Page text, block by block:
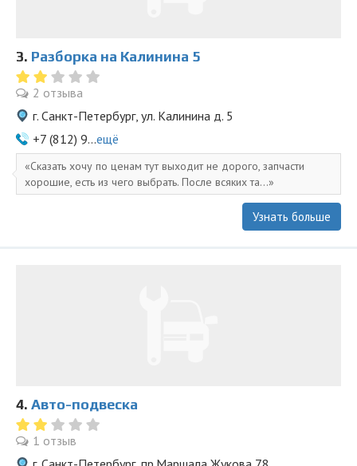
3. Разборка на Калинина 5
2 отзыва
г. Санкт-Петербург, ул. Калинина д. 5
+7 (812) 9...ещё
Сказать хочу по ценам тут выходит не дорого, запчасти
хорошие, есть из чего выбрать. После всяких та...
Узнать больше
4. Авто-подвеска
1 отзыв